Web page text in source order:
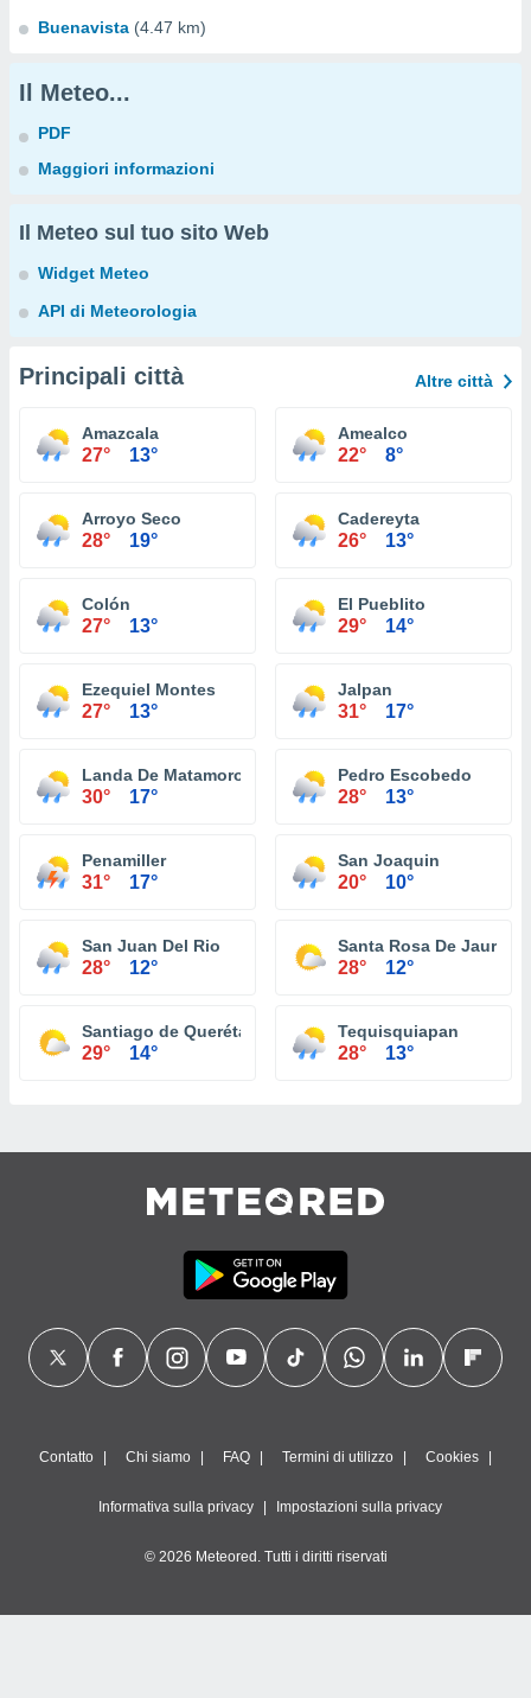
Buenavista (4.47 km)
Il Meteo...
PDF
Maggiori informazioni
Il Meteo sul tuo sito Web
Widget Meteo
API di Meteorologia
Principali città Altre città
Amazcala
27° 13°
Amealco
22° 8°
Arroyo Seco
28° 19°
Cadereyta
26° 13°
Colón
27° 13°
El Pueblito
29° 14°
Ezequiel Montes
27° 13°
Jalpan
31° 17°
Landa De Matamoros
30° 17°
Pedro Escobedo
28° 13°
Penamiller
31° 17°
San Joaquin
20° 10°
San Juan Del Rio
28° 12°
Santa Rosa De Jauregui
28° 12°
Santiago de Querétaro
29° 14°
Tequisquiapan
28° 13°
Contatto Chi siamo FAQ Termini di utilizzo Cookies
Informativa sulla privacy Impostazioni sulla privacy
© 2026 Meteored. Tutti i diritti riservati